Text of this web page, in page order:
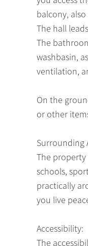
balcony,
The hall
The
washbasin,
ventilation,
On the
or other
Surrounding
The property
schools,
practically
you live
Accessibility:
The